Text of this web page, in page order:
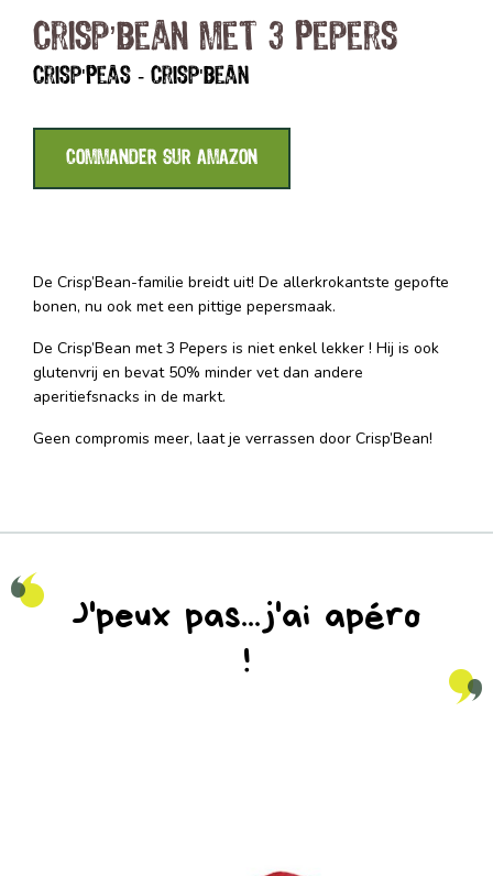
Crisp'Peas - Crisp'Bean
Crisp’Bean met 3 Pepers
De Crisp’Bean-familie breidt uit! De allerkrokantste gepofte
bonen, nu ook met een pittige pepersmaak.
De Crisp’Bean met 3 Pepers is niet enkel lekker ! Hij is ook
glutenvrij en bevat 50% minder vet dan andere
aperitiefsnacks in de markt.
Geen compromis meer, laat je verrassen door Crisp’Bean!
COMMANDER SUR AMAZON
J'peux pas...j'ai apéro
!